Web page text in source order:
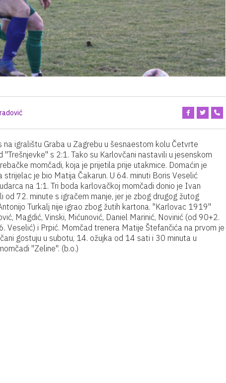
igralištu Graba u Zagrebu u šesnaestom kolu Četvrte
s 2:1. Tako su Karlovčani nastavili u jesenskom
momčadi, koja je prijetila prije utakmice. Domaćin je
je bio Matija Čakarun. U 64. minuti Boris Veselić
na 1:1. Tri boda karlovačkoj momčadi donio je Ivan
od 72. minute s igračem manje, jer je zbog drugog žutog
Turkalj nije igrao zbog žutih kartona. "Karlovac 1919"
Magdić, Vinski, Mićunović, Daniel Marinić, Novinić (od 90+2.
Veselić) i Prpić. Momčad trenera Matije Štefančića na prvom je
gostuju u subotu, 14. ožujka od 14 sati i 30 minuta u
"Zeline". (b.o.)